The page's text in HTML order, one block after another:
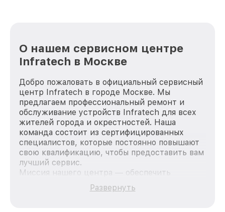
О нашем сервисном центре
Infratech в Москве
Добро пожаловать в официальный сервисный
центр Infratech в городе Москве. Мы
предлагаем профессиональный ремонт и
обслуживание устройств Infratech для всех
жителей города и окрестностей. Наша
команда состоит из сертифицированных
специалистов, которые постоянно повышают
свою квалификацию, чтобы предоставить вам
лучший сервис.
Миссия нашего центра — обеспечить
качественный и доступный ремонт для
каждого пользователя продукции Infratech,
Развернуть